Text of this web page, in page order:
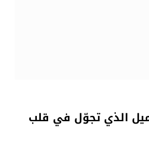
الذي تجوّل في قلب